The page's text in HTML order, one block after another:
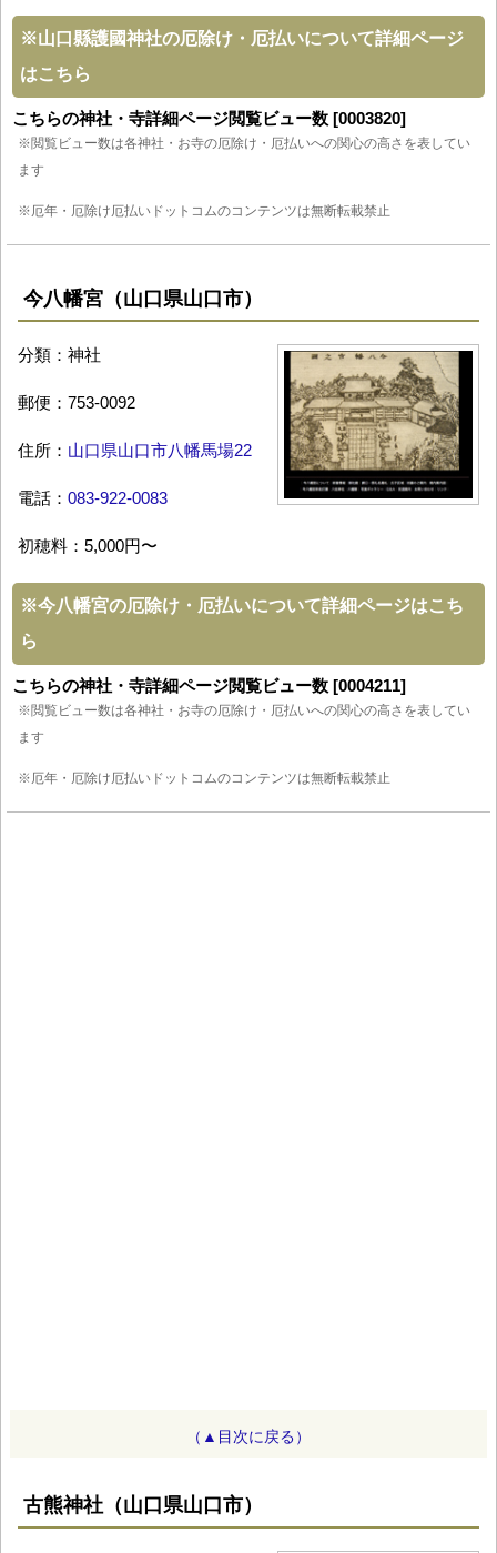
※山口縣護國神社の厄除け・厄払いについて詳細ページ
はこちら
こちらの神社・寺詳細ページ閲覧ビュー数 [0003820]
※閲覧ビュー数は各神社・お寺の厄除け・厄払いへの関心の高さを表してい
ます
※厄年・厄除け厄払いドットコムのコンテンツは無断転載禁止
今八幡宮（山口県山口市）
分類：神社
郵便：753-0092
住所： 山口県山口市八幡馬場22
電話： 083-922-0083
初穂料：5,000円〜
※今八幡宮の厄除け・厄払いについて詳細ページはこち
ら
こちらの神社・寺詳細ページ閲覧ビュー数 [0004211]
※閲覧ビュー数は各神社・お寺の厄除け・厄払いへの関心の高さを表してい
ます
※厄年・厄除け厄払いドットコムのコンテンツは無断転載禁止
（▲目次に戻る）
古熊神社（山口県山口市）